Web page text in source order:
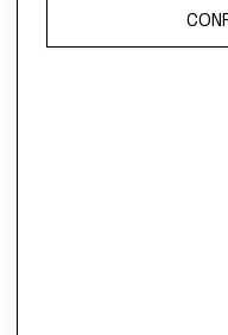
El contenido de esta
propiedad de H&M Hennes